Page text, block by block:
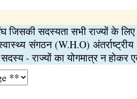
जिसकी सदस्यता सभी राज्यों के
संगठन (W.H.O)
- राज्यों का योगमात्र न